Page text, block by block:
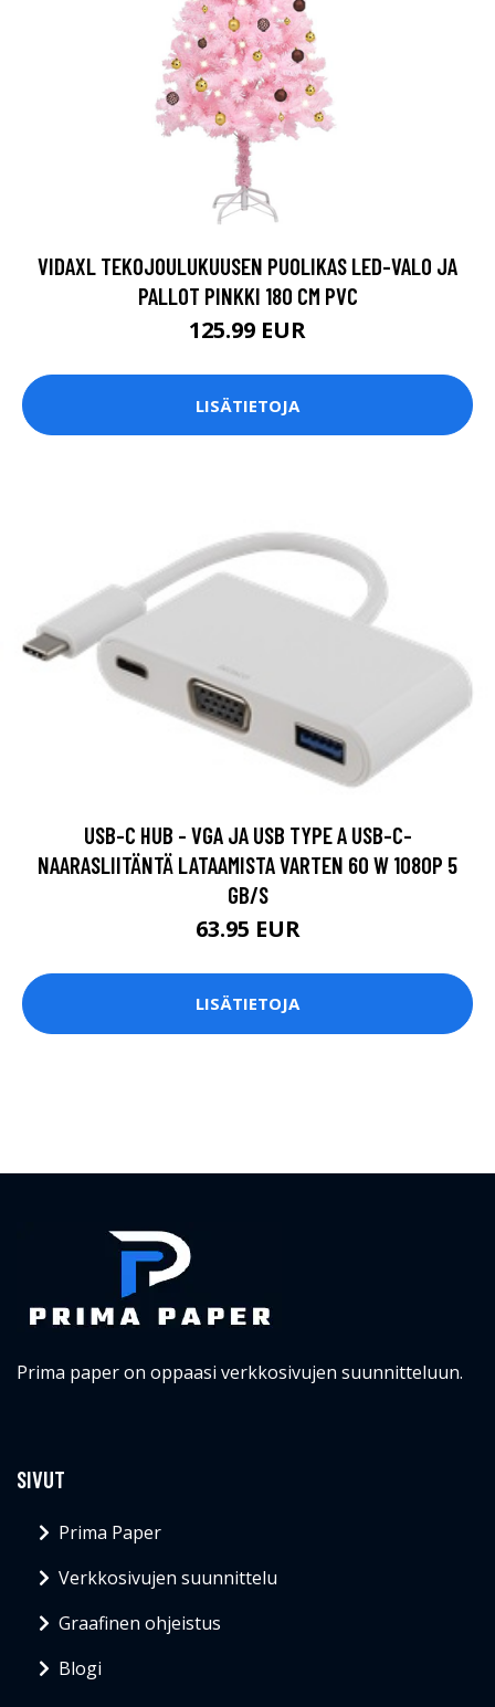
VIDAXL TEKOJOULUKUUSEN PUOLIKAS LED-VALO JA
PALLOT PINKKI 180 CM PVC
125.99 EUR
LISÄTIETOJA
USB-C HUB - VGA JA USB TYPE A USB-C-
NAARASLIITÄNTÄ LATAAMISTA VARTEN 60 W 1080P 5
GB/S
63.95 EUR
LISÄTIETOJA
Prima paper on oppaasi verkkosivujen suunnitteluun.
SIVUT
Prima Paper
Verkkosivujen suunnittelu
Graafinen ohjeistus
Blogi